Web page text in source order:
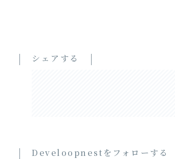
シェアする
Develoopnestをフォローする